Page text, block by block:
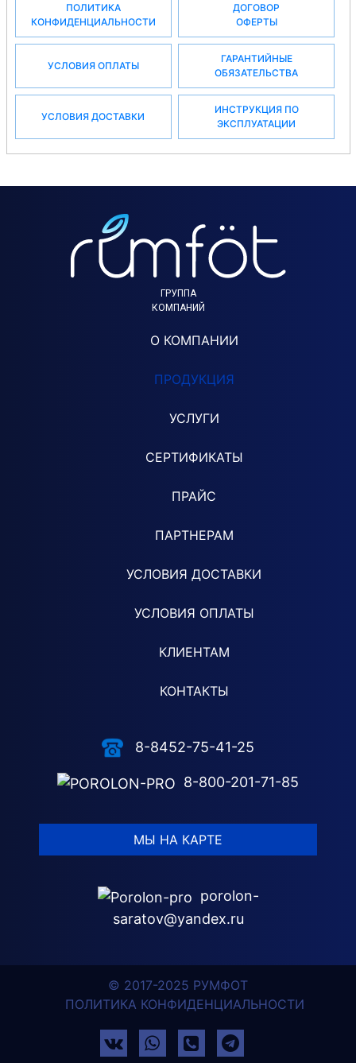
ПОЛИТИКА
КОНФИДЕНЦИАЛЬНОСТИ
ДОГОВОР
ОФЕРТЫ
УСЛОВИЯ ОПЛАТЫ
ГАРАНТИЙНЫЕ
ОБЯЗАТЕЛЬСТВА
УСЛОВИЯ ДОСТАВКИ
ИНСТРУКЦИЯ ПО
ЭКСПЛУАТАЦИИ
ГРУППА
КОМПАНИЙ
О КОМПАНИИ
ПРОДУКЦИЯ
УСЛУГИ
СЕРТИФИКАТЫ
ПРАЙС
ПАРТНЕРАМ
УСЛОВИЯ ДОСТАВКИ
УСЛОВИЯ ОПЛАТЫ
КЛИЕНТАМ
КОНТАКТЫ
8-8452-75-41-25
8-800-201-71-85
МЫ НА КАРТЕ
porolon-
saratov@yandex.ru
© 2017-2025 РУМФОТ
ПОЛИТИКА КОНФИДЕНЦИАЛЬНОСТИ